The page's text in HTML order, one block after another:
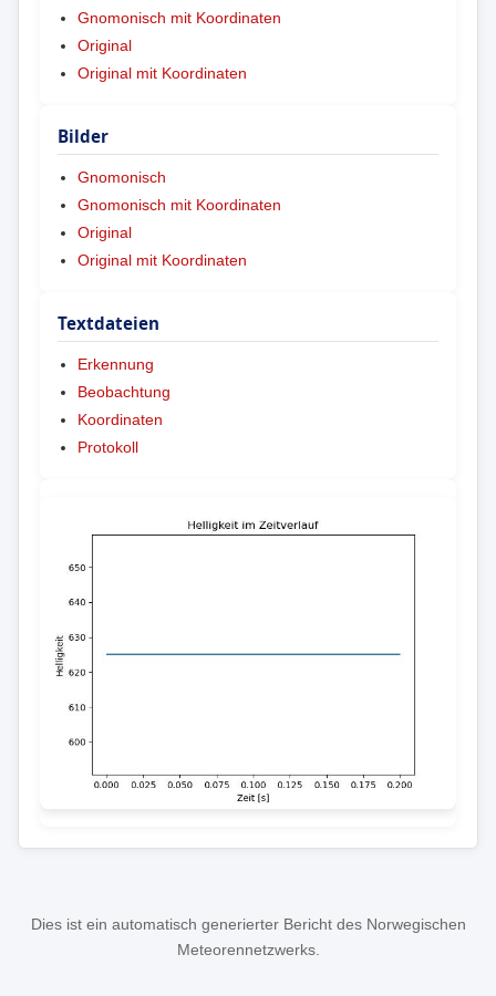
Gnomonisch mit Koordinaten
Original
Original mit Koordinaten
Bilder
Gnomonisch
Gnomonisch mit Koordinaten
Original
Original mit Koordinaten
Textdateien
Erkennung
Beobachtung
Koordinaten
Protokoll
Dies ist ein automatisch generierter Bericht des Norwegischen
Meteorennetzwerks.